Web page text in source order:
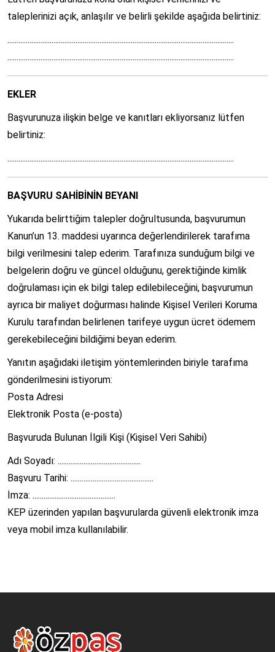
taleplerinizi açık, anlaşılır ve belirli şekilde aşağıda belirtiniz:
...........................................................................................................................
...........................................................................................................................
EKLER
Başvurunuza ilişkin belge ve kanıtları ekliyorsanız lütfen
belirtiniz:
...........................................................................................................................
BAŞVURU SAHİBİNİN BEYANI
Yukarıda belirttiğim talepler doğrultusunda, başvurumun
Kanun’un 13. maddesi uyarınca değerlendirilerek tarafıma
bilgi verilmesini talep ederim. Tarafınıza sunduğum bilgi ve
belgelerin doğru ve güncel olduğunu, gerektiğinde kimlik
doğrulaması için ek bilgi talep edilebileceğini, başvurumun
ayrıca bir maliyet doğurması halinde Kişisel Verileri Koruma
Kurulu tarafından belirlenen tarifeye uygun ücret ödemem
gerekebileceğini bildiğimi beyan ederim.
Yanıtın aşağıdaki iletişim yöntemlerinden biriyle tarafıma
gönderilmesini istiyorum:
Posta Adresi
Elektronik Posta (e-posta)
Başvuruda Bulunan İlgili Kişi (Kişisel Veri Sahibi)
Adı Soyadı: .............................................
Başvuru Tarihi: .............................................
İmza: .............................................
KEP üzerinden yapılan başvurularda güvenli elektronik imza
veya mobil imza kullanılabilir.